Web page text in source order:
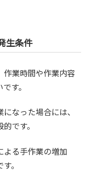
生条件
作業時間や作業内容
す。
なった場合には、
です。
よる手作業の増加
。